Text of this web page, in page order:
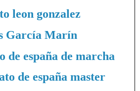
leon gonzalez
García Marín
de españa de marcha
de españa master